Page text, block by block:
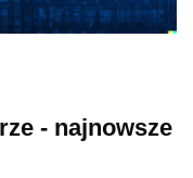
- najnowsze